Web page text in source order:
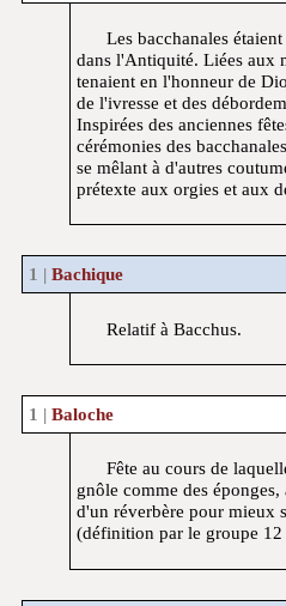
Les bacchanales étaient des fêtes religieuses célébrées
dans l'Antiquité. Liées aux
tenaient en l'honneur de
de l'ivresse et des
Inspirées des anciennes
cérémonies des
se mêlant à d'autres
prétexte aux orgies et aux
Bachique
Relatif à Bacchus.
Baloche
Fête au cours de laquelle les autochtones s'imbibent de
gnôle comme des
d'un réverbère pour mieux
(définition par le groupe